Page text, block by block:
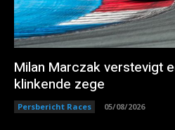
Milan Marczak verstevigt
klinkende zege
Persbericht Races 05/08/2026